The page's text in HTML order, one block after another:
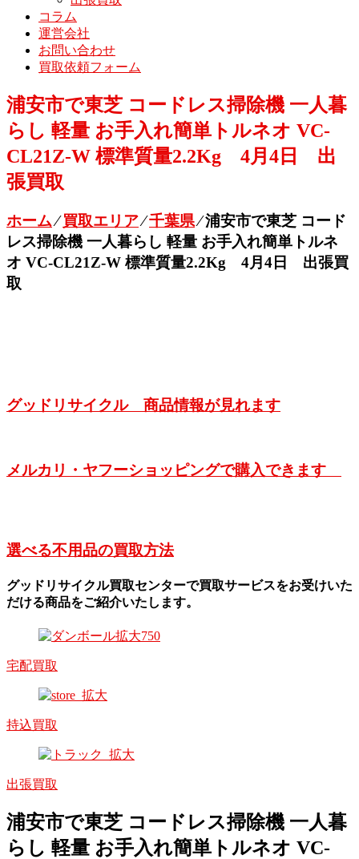
コラム
運営会社
お問い合わせ
買取依頼フォーム
浦安市で東芝 コードレス掃除機 一人暮
らし 軽量 お手入れ簡単トルネオ VC-
CL21Z-W 標準質量2.2Kg 4月4日 出
張買取
ホーム⁄買取エリア⁄千葉県⁄浦安市で東芝 コード
レス掃除機 一人暮らし 軽量 お手入れ簡単トルネ
オ VC-CL21Z-W 標準質量2.2Kg 4月4日 出張買
取
グッドリサイクル 商品情報が見れます
メルカリ・ヤフーショッピングで購入できます
選べる不用品の買取方法
グッドリサイクル買取センターで買取サービスをお受けいた
だける商品をご紹介いたします。
宅配買取
持込買取
出張買取
浦安市で東芝 コードレス掃除機 一人暮
らし 軽量 お手入れ簡単トルネオ VC-